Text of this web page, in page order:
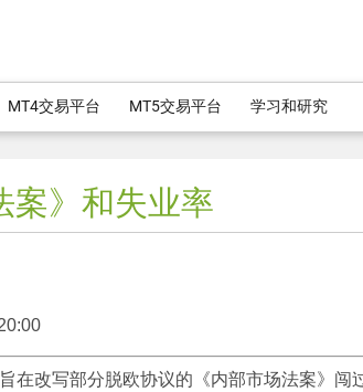
MT4交易平台 MT5交易平台 学习和研究
案》和失业率
在改写部分脱欧协议的《内部市场法案》闯